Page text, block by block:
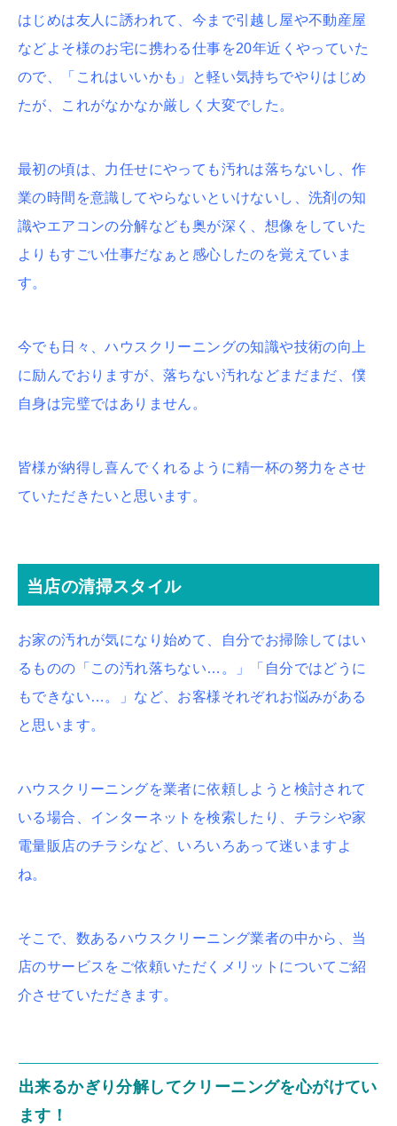
はじめは友人に誘われて、今まで引越し屋や不動産屋
などよそ様のお宅に携わる仕事を20年近くやっていた
ので、「これはいいかも」と軽い気持ちでやりはじめ
たが、これがなかなか厳しく大変でした。
最初の頃は、力任せにやっても汚れは落ちないし、作
業の時間を意識してやらないといけないし、洗剤の知
識やエアコンの分解なども奥が深く、想像をしていた
よりもすごい仕事だなぁと感心したのを覚えていま
す。
今でも日々、ハウスクリーニングの知識や技術の向上
に励んでおりますが、落ちない汚れなどまだまだ、僕
自身は完璧ではありません。
皆様が納得し喜んでくれるように精一杯の努力をさせ
ていただきたいと思います。
当店の清掃スタイル
お家の汚れが気になり始めて、自分でお掃除してはい
るものの「この汚れ落ちない…。」「自分ではどうに
もできない…。」など、お客様それぞれお悩みがある
と思います。
ハウスクリーニングを業者に依頼しようと検討されて
いる場合、インターネットを検索したり、チラシや家
電量販店のチラシなど、いろいろあって迷いますよ
ね。
そこで、数あるハウスクリーニング業者の中から、当
店のサービスをご依頼いただくメリットについてご紹
介させていただきます。
出来るかぎり分解してクリーニングを心がけてい
ます！